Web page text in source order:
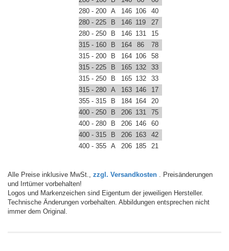
280 - 200 A 146 106
40
280 - 225
B 146 119
27
280 - 250
B 146 131
15
315 - 160
B 164 86
78
315 - 200
B 164 106
58
315 - 225
B 165 132
33
315 - 250
B 165 132
33
315 - 280 A 163 146
17
355 - 315
B 184 164
20
400 - 250
B 206 131
75
400 - 280
B 206 146
60
400 - 315
B 206 163
42
400 - 355 A 206 185 21
Alle Preise inklusive MwSt., zzgl. Versandkosten . Preisänderungen
und Irrtümer vorbehalten!
Logos und Markenzeichen sind Eigentum der jeweiligen Hersteller.
Technische Änderungen vorbehalten. Abbildungen entsprechen nicht
immer dem Original.